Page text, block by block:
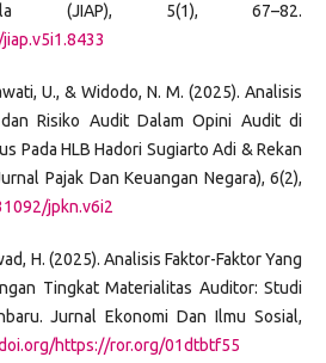
(JIAP), 5(1), 67–82.
U., & Widodo, N. M. (2025). Analisis
Risiko Audit Dalam Opini Audit di
Pada HLB Hadori Sugiarto Adi & Rekan
Pajak Dan Keuangan Negara), 6(2),
jpkn.v6i2
H. (2025). Analisis Faktor-Faktor Yang
Tingkat Materialitas Auditor: Studi
Jurnal Ekonomi Dan Ilmu Sosial,
https://ror.org/01dtbtf55